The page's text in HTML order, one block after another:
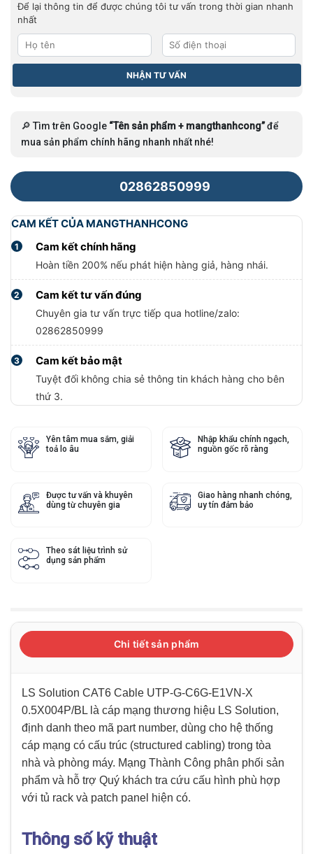
Để lại thông tin để được chúng tôi tư vấn trong thời gian nhanh
nhất
🔎 Tìm trên Google “Tên sản phẩm + mangthanhcong”để
mua sản phẩm chính hãng nhanh nhất nhé!
02862850999
CAM KẾT CỦA MANGTHANHCONG
1 Cam kết chính hãng
Hoàn tiền 200% nếu phát hiện hàng giả, hàng nhái.
2 Cam kết tư vấn đúng
Chuyên gia tư vấn trực tiếp qua hotline/zalo:
02862850999
3 Cam kết bảo mật
Tuyệt đối không chia sẻ thông tin khách hàng cho bên
thứ 3.
Yên tâm mua sắm, giải
toả lo âu
Nhập khẩu chính ngạch,
nguồn gốc rõ ràng
Được tư vấn và khuyên
dùng từ chuyên gia
Giao hàng nhanh chóng,
uy tín đảm bảo
Theo sát liệu trình sử
dụng sản phẩm
Chi tiết sản phẩm
LS Solution CAT6 Cable UTP-G-C6G-E1VN-X
0.5X004P/BL là cáp mạng thương hiệu LS Solution,
định danh theo mã part number, dùng cho hệ thống
cáp mạng có cấu trúc (structured cabling) trong tòa
nhà và phòng máy. Mạng Thành Công phân phối sản
phẩm và hỗ trợ Quý khách tra cứu cấu hình phù hợp
với tủ rack và patch panel hiện có.
Thông số kỹ thuật